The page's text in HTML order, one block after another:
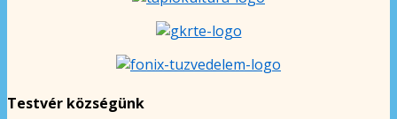
Testvér községünk